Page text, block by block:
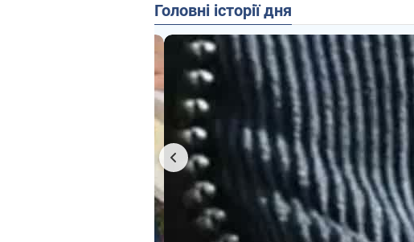
Головні історії дня